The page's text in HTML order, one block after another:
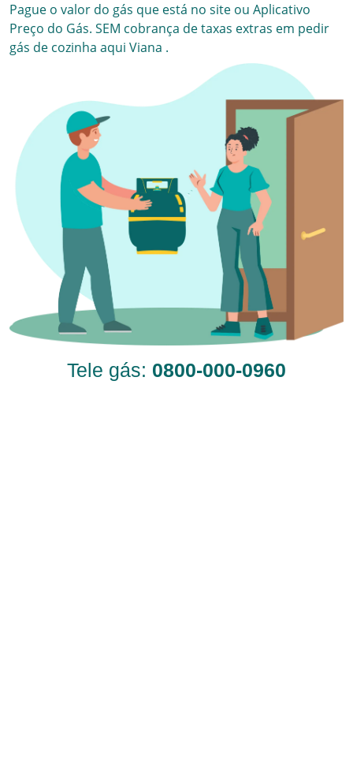
Pague o valor do gás que está no site ou Aplicativo
Preço do Gás. SEM cobrança de taxas extras em pedir
gás de cozinha aqui Viana .
Tele gás: 0800-000-0960